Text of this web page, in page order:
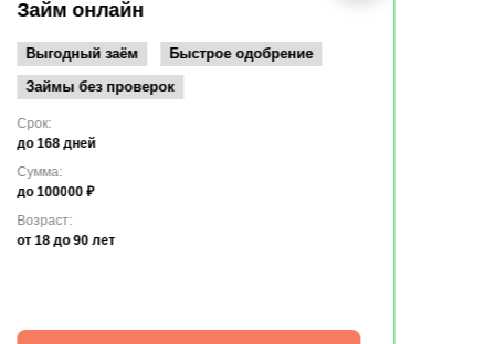
Займ онлайн
Выгодный заём
Быстрое одобрение
Займы без проверок
Срок:
до 168 дней
Сумма:
до 100000 ₽
Возраст:
от 18 до 90 лет